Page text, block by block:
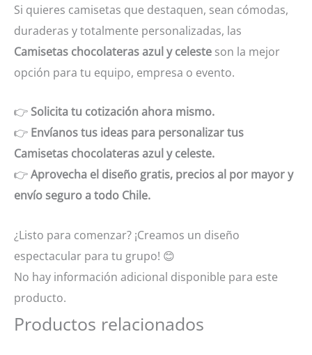
Si quieres camisetas que destaquen, sean cómodas,
duraderas y totalmente personalizadas, las
Camisetas chocolateras azul y celeste son la mejor
opción para tu equipo, empresa o evento.
👉 Solicita tu cotización ahora mismo.
👉 Envíanos tus ideas para personalizar tus
Camisetas chocolateras azul y celeste.
👉Aprovecha el diseño gratis, precios al por mayor y
envío seguro a todo Chile.
¿Listo para comenzar? ¡Creamos un diseño
espectacular para tu grupo! 😊
No hay información adicional disponible para este
producto.
Productos relacionados